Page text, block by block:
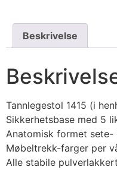
Beskrivelse
Tannlegestol 1415 (i
Sikkerhetsbase med 5
Anatomisk formet
Møbeltrekk-farger per
Alle stabile